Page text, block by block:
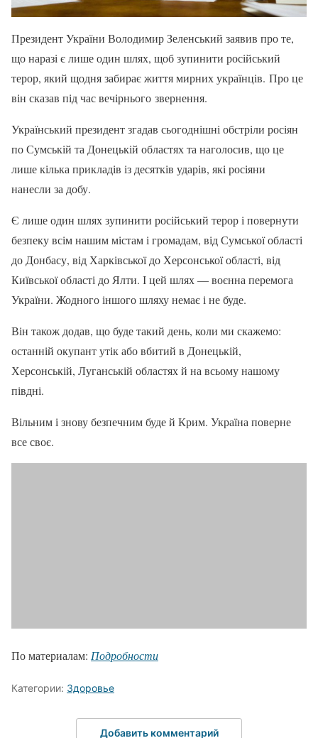
Президент України Володимир Зеленський заявив про те,
що наразі є лише один шлях, щоб зупинити російський
терор, який щодня забирає життя мирних українців. Про це
він сказав під час вечірнього звернення.
Український президент згадав сьогоднішні обстріли росіян
по Сумській та Донецькій областях та наголосив, що це
лише кілька прикладів із десятків ударів, які росіяни
нанесли за добу.
Є лише один шлях зупинити російський терор і повернути
безпеку всім нашим містам і громадам, від Сумської області
до Донбасу, від Харківської до Херсонської області, від
Київської області до Ялти. І цей шлях — воєнна перемога
України. Жодного іншого шляху немає і не буде.
Він також додав, що буде такий день, коли ми скажемо:
останній окупант утік або вбитий в Донецькій,
Херсонській, Луганській областях й на всьому нашому
півдні.
Вільним і знову безпечним буде й Крим. Україна поверне
все своє.
По материалам: Подробности
Категории: Здоровье
Добавить комментарий